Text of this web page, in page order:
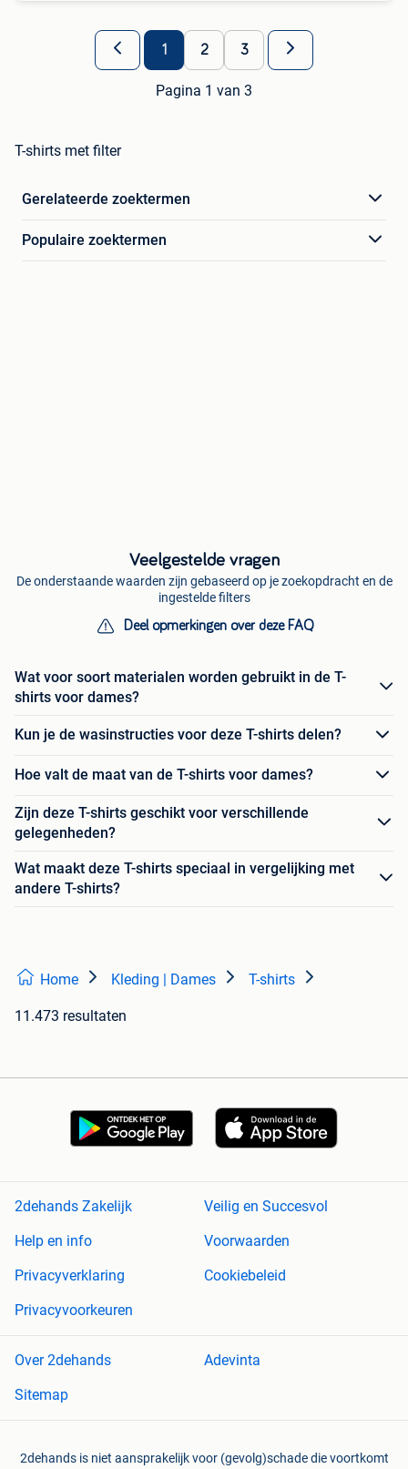
1 2 3
Pagina 1 van 3
T-shirts met filter
Gerelateerde zoektermen
Populaire zoektermen
Veelgestelde vragen
De onderstaande waarden zijn gebaseerd op je zoekopdracht en de
ingestelde filters
Deel opmerkingen over deze FAQ
Wat voor soort materialen worden gebruikt in de T-
shirts voor dames?
Kun je de wasinstructies voor deze T-shirts delen?
Hoe valt de maat van de T-shirts voor dames?
Zijn deze T-shirts geschikt voor verschillende
gelegenheden?
Wat maakt deze T-shirts speciaal in vergelijking met
andere T-shirts?
Home Kleding | Dames T-shirts
11.473 resultaten
2dehands Zakelijk
Veilig en Succesvol
Help en info
Voorwaarden
Privacyverklaring
Cookiebeleid
Privacyvoorkeuren
Over 2dehands
Adevinta
Sitemap
2dehands is niet aansprakelijk voor (gevolg)schade die voortkomt